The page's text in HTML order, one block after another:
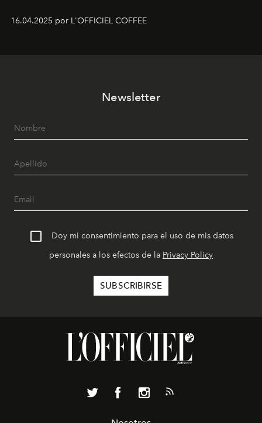
16.04.2025 por L'OFFICIEL COFFEE
Newsletter
Doy mi consentimiento para el uso de mis datos
personales a los efectos de la Privacy Policy